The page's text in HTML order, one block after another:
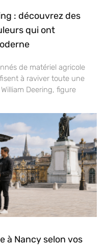
: découvrez des
qui ont
de matériel agricole
à raviver toute une
Deering, figure
à Nancy selon vos